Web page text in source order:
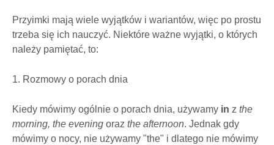
Przyimki mają wiele wyjątków i wariantów, więc po prostu
trzeba się ich nauczyć. Niektóre ważne wyjątki, o których
należy pamiętać, to:
1. Rozmowy o porach dnia
Kiedy mówimy ogólnie o porach dnia, używamy in z the
morning, the evening oraz the afternoon. Jednak gdy
mówimy o nocy, nie używamy "the" i dlatego nie mówimy